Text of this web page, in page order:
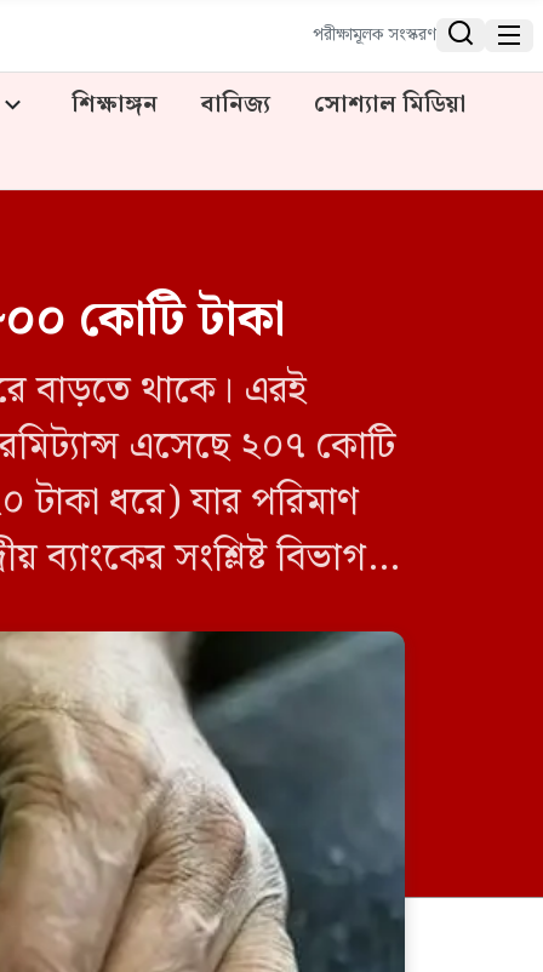
পরীক্ষামূলক সংস্করণ  
শিক্ষাঙ্গন বানিজ্য
সোশ্যাল মিডিয়া
কোটি টাকা
বাড়তে থাকে। এরই
এসেছে ২০৭ কোটি
টাকা ধরে) যার পরিমাণ
সংশ্লিষ্ট বিভাগ